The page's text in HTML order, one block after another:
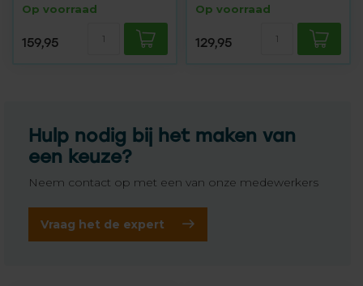
Op voorraad
159,95
Op voorraad
129,95
Hulp nodig bij het maken van
een keuze?
Neem contact op met een van onze medewerkers
Vraag het de expert